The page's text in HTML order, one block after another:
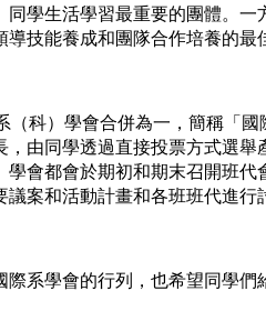
同學生活學習最重要的團體。
技能養成和團隊合作培養的最
（科）學會合併為一，簡稱「
，由同學透過直接投票方式選
學會都會於期初和期末召開班
案和活動計畫和各班班代進行
際系學會的行列，也希望同學們